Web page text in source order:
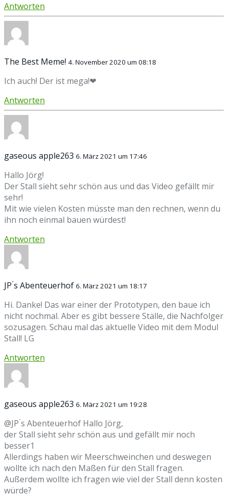
Antworten
The Best Meme! 4. November 2020 um 08:18
Ich auch! Der ist mega!❤
Antworten
gaseous apple263 6. März 2021 um 17:46
Hallo Jörg!
Der Stall sieht sehr schön aus und das Video gefällt mir
sehr!
Mit wie vielen Kosten müsste man den rechnen, wenn du
ihn noch einmal bauen würdest!
Antworten
JP ́s Abenteuerhof 6. März 2021 um 18:17
Hi. Danke! Das war einer der Prototypen, den baue ich
nicht nochmal. Aber es gibt bessere Ställe, die Nachfolger
sozusagen. Schau mal das aktuelle Video mit dem Modul
Stall! LG
Antworten
gaseous apple263 6. März 2021 um 19:28
@JP ́s Abenteuerhof Hallo Jörg,
der Stall sieht sehr schön aus und gefällt mir noch
besser1
Allerdings haben wir Meerschweinchen und deswegen
wollte ich nach den Maßen für den Stall fragen.
Außerdem wollte ich fragen wie viel der Stall denn kosten
würde?